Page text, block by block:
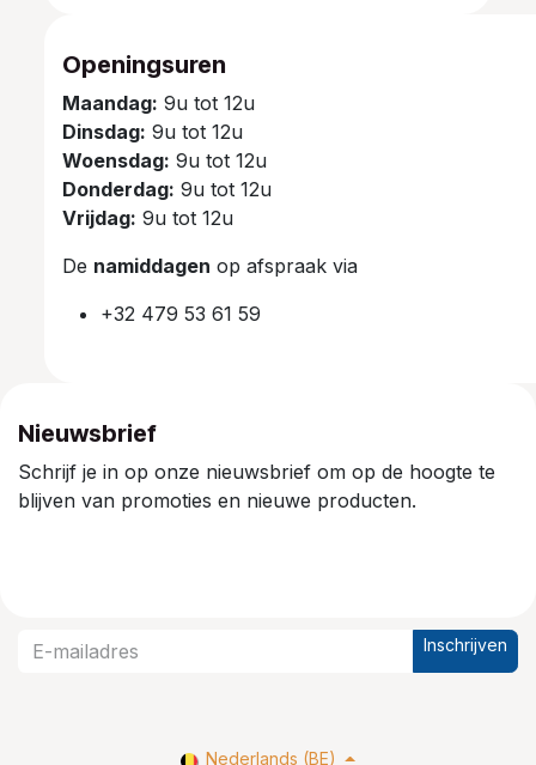
Openingsuren
Maandag: 9u tot 12u
Dinsdag: 9u tot 12u
Woensdag: 9u tot 12u
Donderdag: 9u tot 12u
Vrijdag: 9u tot 12u
De namiddagen op afspraak via
+32 479 53 61 59
Nieuwsbrief
Schrijf je in op onze nieuwsbrief om op de hoogte te
blijven van promoties en nieuwe producten.
Inschrijven
Nederlands (BE)